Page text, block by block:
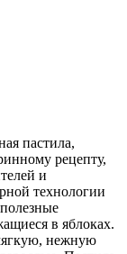
пастила,
рецепту,
и
технологии
в яблоках.
нежную